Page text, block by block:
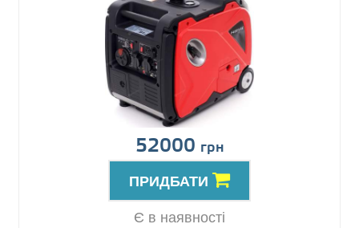
52000 грн
ПРИДБАТИ
Є в наявності